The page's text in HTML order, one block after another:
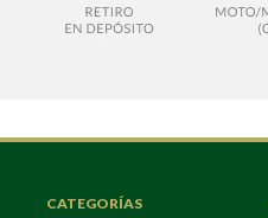
CATEGORÍAS